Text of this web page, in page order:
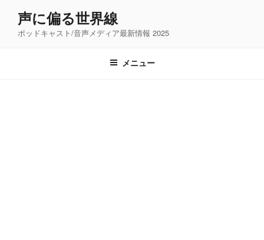
声に偏る世界線
ポッドキャスト/音声メディア最新情報 2025
メニュー